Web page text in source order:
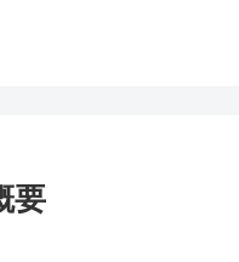
要